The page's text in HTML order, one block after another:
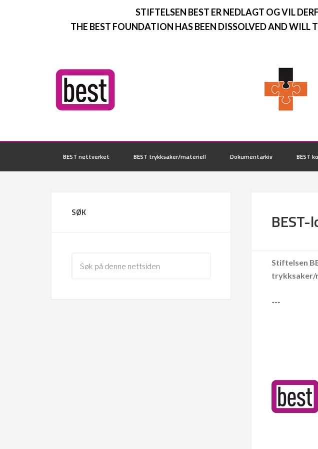
STIFTELSEN BEST ER NEDLAGT OG VIL
THE BEST FOUNDATION HAS BEEN DISSOLVED AND WILL
BEST nettverket BEST trykksaker/materiell Dokumentarkiv BEST
BEST-
Stiftelsen
trykksaker/
---
SØK